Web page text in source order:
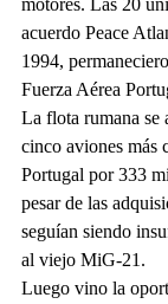
acuerdo Peace
1994,
Fuerza Aérea
La flota rumana se
cinco aviones más
Portugal por 333
pesar de las
seguían siendo
al viejo MiG-21.
Luego vino la